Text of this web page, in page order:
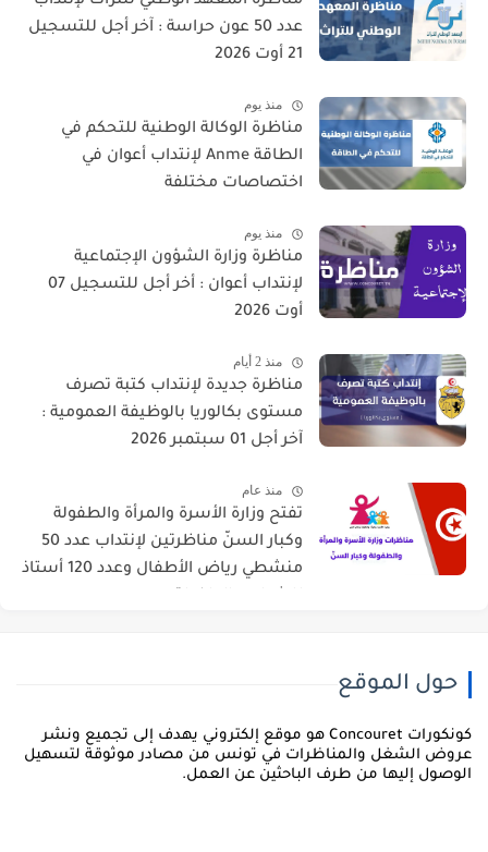
عدد 50 عون حراسة : آخر أجل للتسجيل
21 أوت 2026
منذ يوم
مناظرة الوكالة الوطنية للتحكم في
الطاقة Anme لإنتداب أعوان في
اختصاصات مختلفة
منذ يوم
مناظرة وزارة الشؤون الإجتماعية
لإنتداب أعوان : أخر أجل للتسجيل 07
أوت 2026
منذ 2 أيام
مناظرة جديدة لإنتداب كتبة تصرف
مستوى بكالوريا بالوظيفة العمومية :
آخر أجل 01 سبتمبر 2026
منذ عام
تفتح وزارة الأسرة والمرأة والطفولة
وكبار السنّ مناظرتين لإنتداب عدد 50
منشطي رياض الأطفال وعدد 120 أستاذ
حول الموقع
كونكورات Concouret هو موقع إلكتروني يهدف إلى تجميع ونشر
الشغل والمناظرات في تونس من مصادر موثوقة لتسهيل
إليها من طرف الباحثين عن العمل.